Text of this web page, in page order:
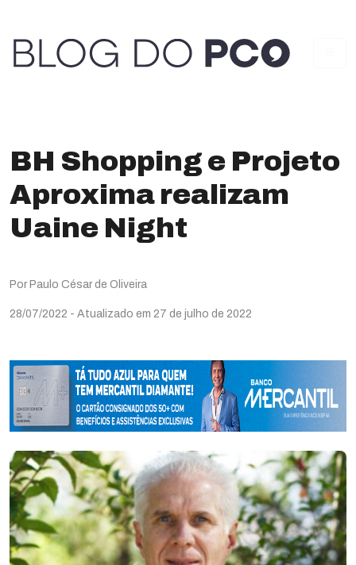
BH Shopping e Projeto
Aproxima realizam
Uaine Night
Por Paulo César de Oliveira
28/07/2022 - Atualizado em 27 de julho de 2022